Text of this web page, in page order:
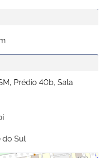
Prédio 40b, Sala
do Sul